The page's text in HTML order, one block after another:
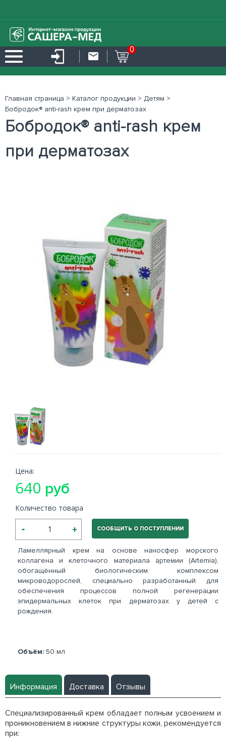
0
Главная страница > Каталог продукции > Детям >
Бобродок® anti-rash крем при дерматозах
Бобродок® anti-rash крем
при дерматозах
Ламеллярный крем на основе наносфер морского
коллагена и клеточного материала артемии (Artemia),
обогащённый биологическим комплексом
микроводорослей, специально разработанный для
обеспечения процессов полной регенерации
эпидермальных клеток при дерматозах у детей с
рождения.
Объём: 50 мл
Цена:
640 руб
Количество товара
СООБЩИТЬ О ПОСТУПЛЕНИИ
Информация Доставка Отзывы
Специализированный крем обладает полным усвоением и
проникновением в нижние структуры кожи, рекомендуется
при: